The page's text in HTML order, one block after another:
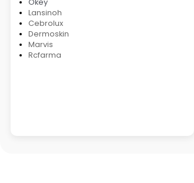
Okey
Lansinoh
Cebrolux
Dermoskin
Marvis
Rcfarma